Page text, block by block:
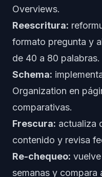
Overviews.
Reescritura:
formato pregunta y
de 40 a 80 palabras.
Schema:
Organization en
comparativas.
Frescura: actualiza
contenido y revisa
Re-chequeo:
semanas y compara